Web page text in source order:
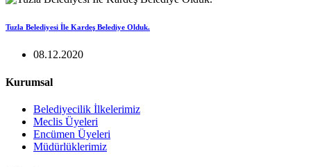
Tuzla Belediyesi İle Kardeş Belediye Olduk.
08.12.2020
Kurumsal
Belediyecilik İlkelerimiz
Meclis Üyeleri
Encümen Üyeleri
Müdürlüklerimiz